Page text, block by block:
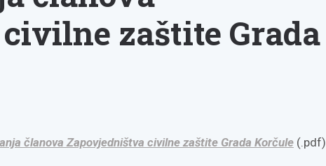
zaštite Grada
članova Zapovjedništva civilne zaštite Grada Korčule(.pdf)